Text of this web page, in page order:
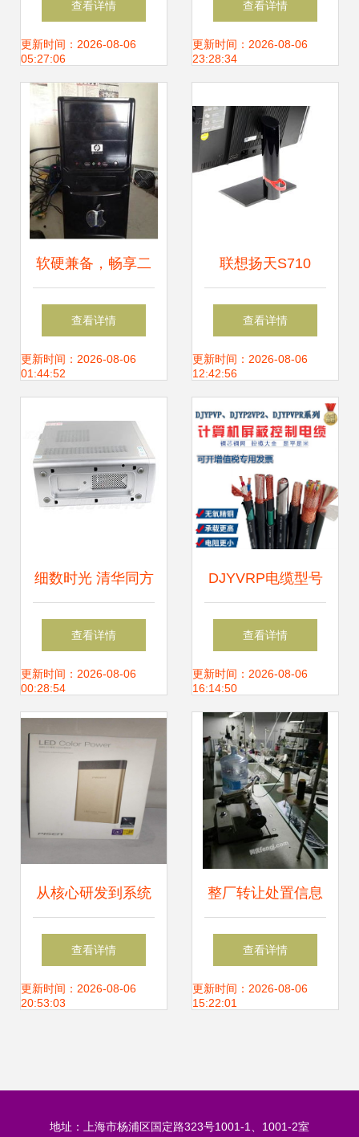
风险隐患
查看详情
更新时间：2026-08-06
05:27:06
4411s（WH481PA）
测
查看详情
更新时间：2026-08-06
23:28:34
软硬兼备，畅享二
手电脑的性价比之
选
查看详情
更新时间：2026-08-06
01:44:52
联想扬天S710
2400s一体电脑 商
务办公与图片素材
的完美融合
查看详情
更新时间：2026-08-06
12:42:56
细数时光 清华同方
真爱S8260台式电
脑的情怀与今日下
载指南
查看详情
更新时间：2026-08-06
00:28:54
DJYVRP电缆型号
4*2*1.5mm²计算机
软芯电缆在硬件研
发中的应用与优势
查看详情
更新时间：2026-08-06
16:14:50
从核心研发到系统
集成 解读先机硬件
科技的战略布局
查看详情
更新时间：2026-08-06
20:53:03
整厂转让处置信息
设备齐全大型服装
厂转让,9成新电脑
业资产处置栏目 网
查看详情
更新时间：2026-08-06
15:22:01
地址：上海市杨浦区国定路323号1001-1、1001-2室